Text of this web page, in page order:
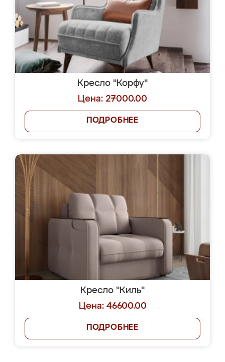
Кресло "Корфу"
Цена: 27000.00
ПОДРОБНЕЕ
Кресло "Киль"
Цена: 46600.00
ПОДРОБНЕЕ